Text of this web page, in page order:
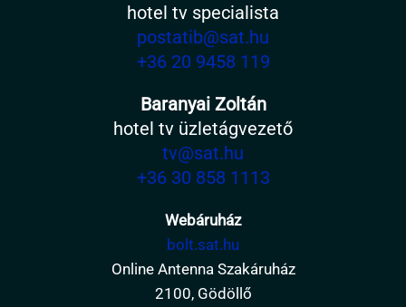
hotel tv specialista
postatib@sat.hu
+36 20 9458 119
Baranyai Zoltán
hotel tv üzletágvezető
tv@sat.hu
+36 30 858 1113
Webáruház
bolt.sat.hu
Online Antenna Szakáruház
2100, Gödöllő